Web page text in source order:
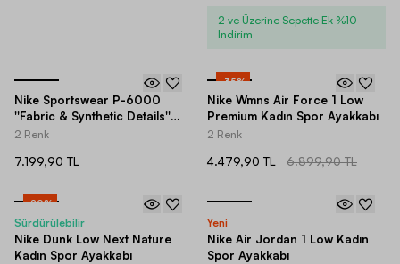
2 ve Üzerine Sepette Ek %10
İndirim
Nike Sportswear P-6000
''Fabric & Synthetic Details''
Spor Ayakkabı
2 Renk
7.199,90 TL
-35%
Nike Wmns Air Force 1 Low
Premium Kadın Spor Ayakkabı
2 Renk
4.479,90 TL 6.899,90 TL
-20%
Sürdürülebilir
Nike Dunk Low Next Nature
Kadın Spor Ayakkabı
Yeni
Nike Air Jordan 1 Low Kadın
Spor Ayakkabı